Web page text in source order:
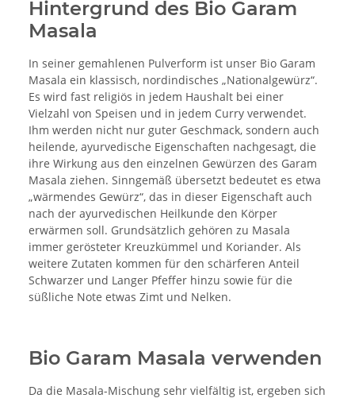
Hintergrund des Bio Garam
Masala
In seiner gemahlenen Pulverform ist unser Bio Garam
Masala ein klassisch, nordindisches „Nationalgewürz“.
Es wird fast religiös in jedem Haushalt bei einer
Vielzahl von Speisen und in jedem Curry verwendet.
Ihm werden nicht nur guter Geschmack, sondern auch
heilende, ayurvedische Eigenschaften nachgesagt, die
ihre Wirkung aus den einzelnen Gewürzen des Garam
Masala ziehen. Sinngemäß übersetzt bedeutet es etwa
„wärmendes Gewürz“, das in dieser Eigenschaft auch
nach der ayurvedischen Heilkunde den Körper
erwärmen soll. Grundsätzlich gehören zu Masala
immer gerösteter Kreuzkümmel und Koriander. Als
weitere Zutaten kommen für den schärferen Anteil
Schwarzer und Langer Pfeffer hinzu sowie für die
süßliche Note etwas Zimt und Nelken.
Bio Garam Masala verwenden
Da die Masala-Mischung sehr vielfältig ist, ergeben sich